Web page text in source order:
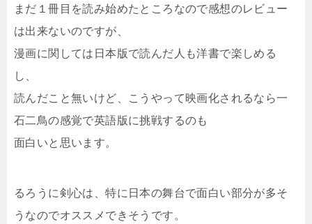
まだ１冊目を読み始めたところなので感想のレビュー
は出来ないのですが、
漫画に関しては日本版で読んだ人も洋書で楽しめる
し、
読んだこと無いけど、こうやって映画化されるなら一
石二鳥の感覚で英語版に挑戦するのも
面白いと思います。
るろうに剣心は、特に日本の舞台で面白い部分が多そ
うなのでオススメできそうです。